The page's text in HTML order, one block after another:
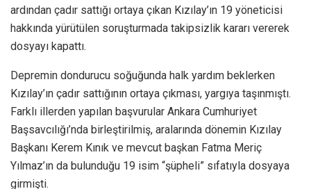
ardından çadır sattığı ortaya çıkan Kızılay’ın 19 yöneticisi
hakkında yürütülen soruşturmada takipsizlik kararı vererek
dosyayı kapattı.
Depremin dondurucu soğuğunda halk yardım beklerken
Kızılay’ın çadır sattığının ortaya çıkması, yargıya taşınmıştı.
Farklı illerden yapılan başvurular Ankara Cumhuriyet
Başsavcılığı’nda birleştirilmiş, aralarında dönemin Kızılay
Başkanı Kerem Kınık ve mevcut başkan Fatma Meriç
Yılmaz’ın da bulunduğu 19 isim “şüpheli” sıfatıyla dosyaya
girmişti.